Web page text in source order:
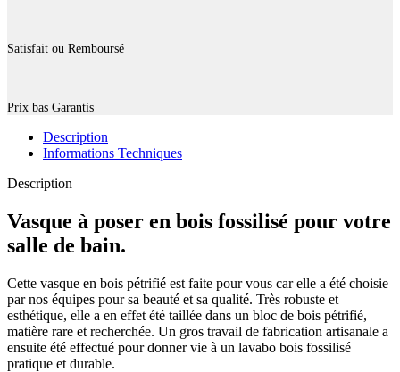
Satisfait ou Remboursé
Prix bas Garantis
Description
Informations Techniques
Description
Vasque à poser en bois fossilisé pour votre
salle de bain.
Cette vasque en bois pétrifié est faite pour vous car elle a été choisie
par nos équipes pour sa beauté et sa qualité. Très robuste et
esthétique, elle a en effet été taillée dans un bloc de bois pétrifié,
matière rare et recherchée. Un gros travail de fabrication artisanale a
ensuite été effectué pour donner vie à un lavabo bois fossilisé
pratique et durable.